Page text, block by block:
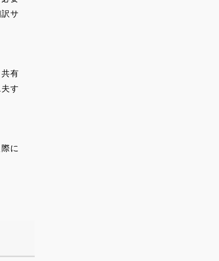
サ
有
す
に